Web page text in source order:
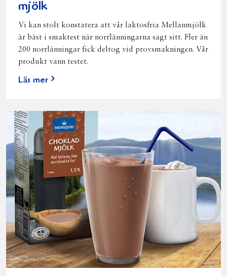
mjölk
Vi kan stolt konstatera att vår laktosfria Mellanmjölk
är bäst i smaktest när norrlänningarna sagt sitt. Fler än
200 norrlänningar fick deltog vid provsmakningen. Vår
produkt vann testet.
Läs mer